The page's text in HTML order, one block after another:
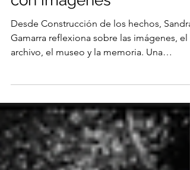
memoria que se escribe
con imágenes
Desde Construcción de los hechos, Sandra
archivo, el museo y la memoria. Una
cuestionar los relatos que construyen
nuestra manera de entender la historia.